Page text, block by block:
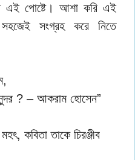
এই পোষ্টে। আশা করি এই
সংগ্রহ করে নিতে
? – আকরাম হােসেন”
কবিতা তাকে চিরঞ্জীব